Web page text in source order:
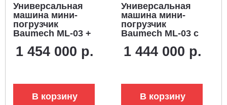
Универсальная
машина мини-
погрузчик
Baumech ML-03 +
универсальный
1 454 000 р.
В корзину
Универсальная
машина мини-
погрузчик
Baumech ML-03 с
Zongshen GB460E
1 444 000 р.
В корзину